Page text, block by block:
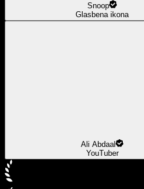
Snoop
Glasbena ikona
Ali Abdaal
YouTuber